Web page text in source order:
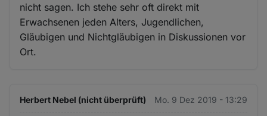
nicht sagen. Ich stehe sehr oft direkt mit
Erwachsenen jeden Alters, Jugendlichen,
Gläubigen und Nichtgläubigen in Diskussionen vor
Ort.
Herbert Nebel (nicht überprüft) Mo. 9 Dez 2019 - 13:29